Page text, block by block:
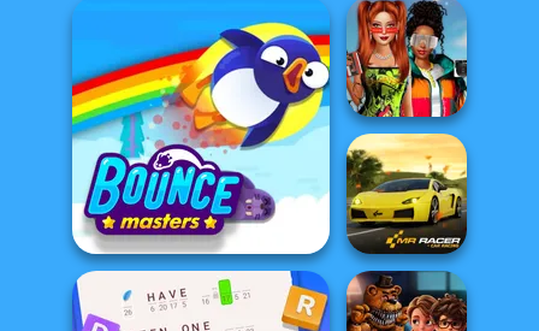
Five Nights At Christmas
Solitaire
Klondike
Babs And
Friends Love
Match Pr...